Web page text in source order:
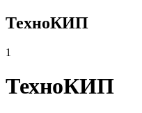
ТехноКИП
1
ТехноКИП